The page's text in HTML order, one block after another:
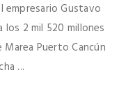
empresario Gustavo
2 mil 520 millones
Puerto Cancún
...